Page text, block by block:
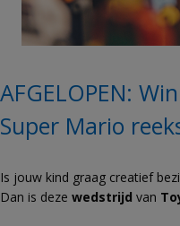
AFGELOPEN:
Super Mario
Is jouw kind graag creatief
Dan is deze wedstrijd van